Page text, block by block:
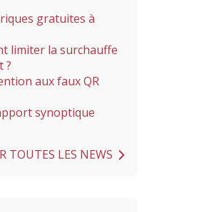
gratuites à
limiter la surchauffe
?
aux faux QR
synoptique
TOUTES LES NEWS